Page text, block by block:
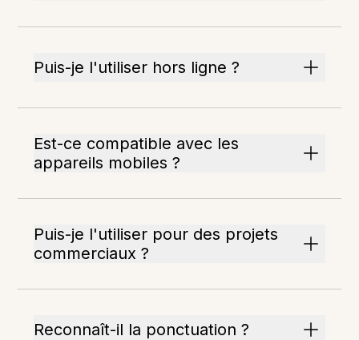
Puis-je l'utiliser hors ligne ?
Est-ce compatible avec les
appareils mobiles ?
Puis-je l'utiliser pour des projets
commerciaux ?
Reconnaît-il la ponctuation ?